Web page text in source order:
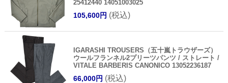
25412440 14051003025
105,600円 (税込)
IGARASHI TROUSERS（五十嵐トラウザーズ）
ウールフランネル2プリーツパンツ / ストレート /
VITALE BARBERIS CANONICO 13052236187
66,000円 (税込)